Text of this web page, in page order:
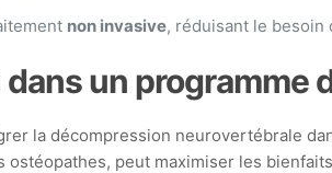
non invasive, réduisant le besoin
un programme
la décompression neurovertébrale
ostéopathes, peut maximiser les